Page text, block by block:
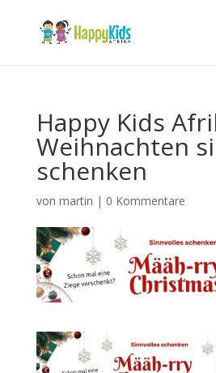
Happy Kids
Weihnachten
schenken
von martin | 0 Kommentare